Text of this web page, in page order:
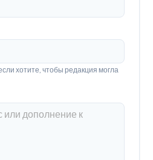
хотите, чтобы редакция могла